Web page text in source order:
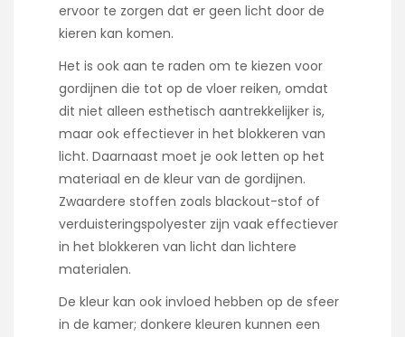
ervoor te zorgen dat er geen licht door de
kieren kan komen.
Het is ook aan te raden om te kiezen voor
gordijnen die tot op de vloer reiken, omdat
dit niet alleen esthetisch aantrekkelijker is,
maar ook effectiever in het blokkeren van
licht. Daarnaast moet je ook letten op het
materiaal en de kleur van de gordijnen.
Zwaardere stoffen zoals blackout-stof of
verduisteringspolyester zijn vaak effectiever
in het blokkeren van licht dan lichtere
materialen.
De kleur kan ook invloed hebben op de sfeer
in de kamer; donkere kleuren kunnen een